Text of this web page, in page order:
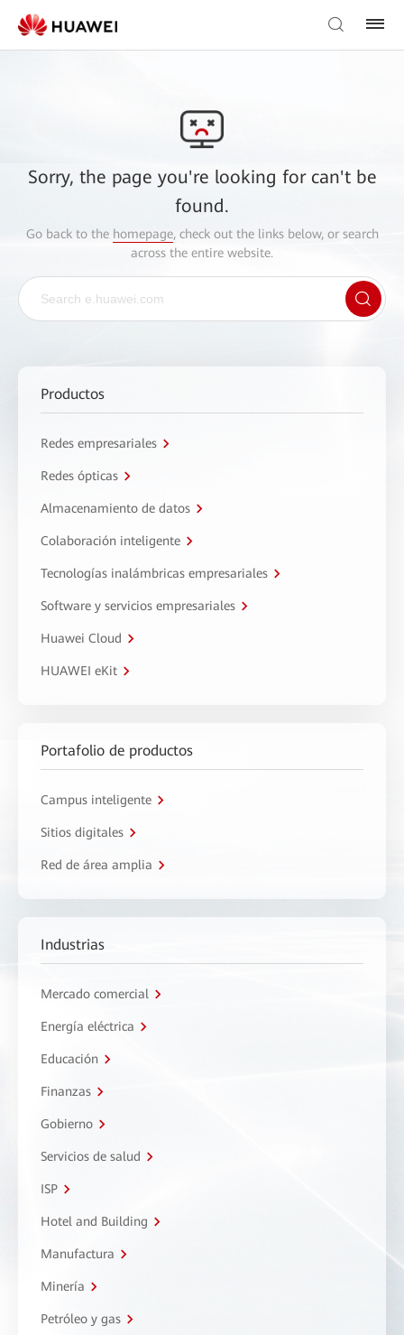
Sorry, the page you're looking for can't be
found.
Go back to the homepage, check out the links below, or search
across the entire website.
Productos
Redes empresariales
Redes ópticas
Almacenamiento de datos
Colaboración inteligente
Tecnologías inalámbricas empresariales
Software y servicios empresariales
Huawei Cloud
HUAWEI eKit
Portafolio de productos
Campus inteligente
Sitios digitales
Red de área amplia
Industrias
Mercado comercial
Energía eléctrica
Educación
Finanzas
Gobierno
Servicios de salud
ISP
Hotel and Building
Manufactura
Minería
Petróleo y gas